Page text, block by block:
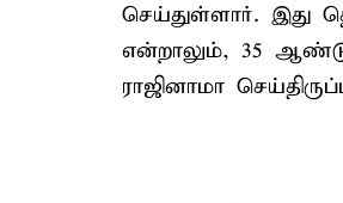
செய்துள்ளார். இது
என்றாலும், 35
ராஜினாமா